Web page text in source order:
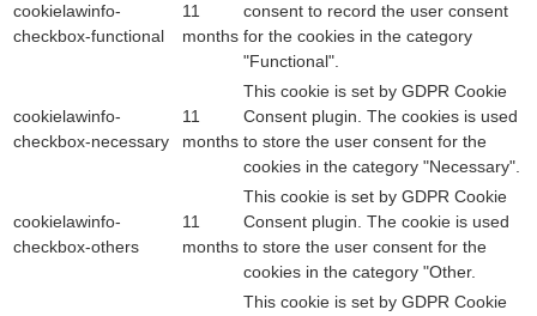
cookielawinfo-
checkbox-functional
11
months
consent to record the user consent
for the cookies in the category
"Functional".
cookielawinfo-
checkbox-necessary
11
months
This cookie is set by GDPR Cookie
Consent plugin. The cookies is used
to store the user consent for the
cookies in the category "Necessary".
cookielawinfo-
checkbox-others
11
months
This cookie is set by GDPR Cookie
Consent plugin. The cookie is used
to store the user consent for the
cookies in the category "Other.
This cookie is set by GDPR Cookie